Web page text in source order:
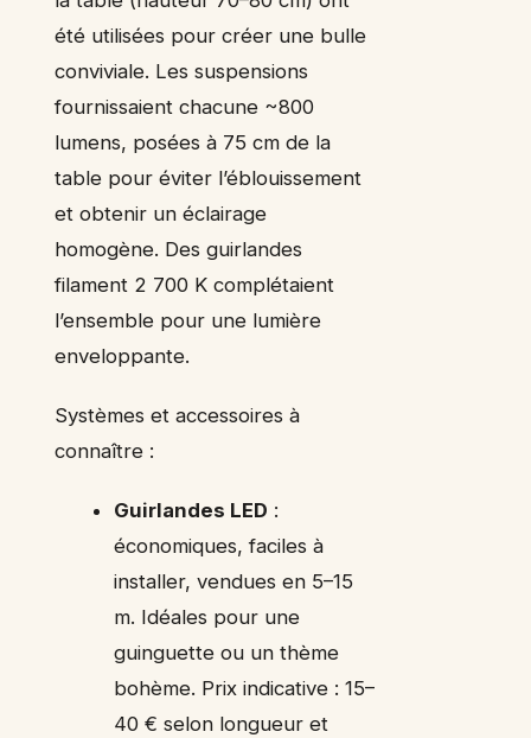
été utilisées pour créer une bulle
conviviale. Les suspensions
fournissaient chacune ~800
lumens, posées à 75 cm de la
table pour éviter l’éblouissement
et obtenir un éclairage
homogène. Des guirlandes
filament 2 700 K complétaient
l’ensemble pour une lumière
enveloppante.
Systèmes et accessoires à
connaître :
Guirlandes LED :
économiques, faciles à
installer, vendues en 5–15
m. Idéales pour une
guinguette ou un thème
bohème. Prix indicative : 15–
40 € selon longueur et